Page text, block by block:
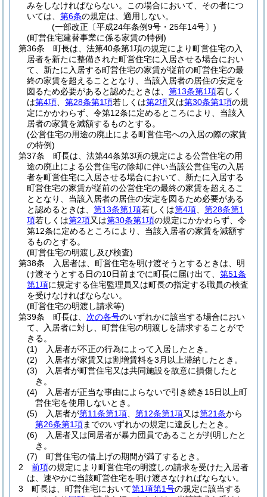
みをしなければならない。
この場合において、その者につ
いては、 第6条の規定は、適用しない。
(一部改正〔平成24年条例9号・25年14号〕)
(町営住宅建替事業に係る家賃の特例)
第36条
町長は、法第40条第1項の規定により町営住宅の入
居者を新たに整備された町営住宅に入居させる場合におい
て、新たに入居する町営住宅の家賃が従前の町営住宅の最
終の家賃を超えることとなり、当該入居者の居住の安定を
図るため必要があると認めたときは、 第13条第1項若しく
は第4項 第28条第1項若しくは第2項又は第30条第1項の規
定にかかわらず、令第12条に定めるところにより、当該入
居者の家賃を減額するものとする。
(公営住宅の用途の廃止による町営住宅への入居の際の家賃
の特例)
第37条
町長は、法第44条第3項の規定による公営住宅の用
途の廃止による公営住宅の除却に伴い当該公営住宅の入居
者を町営住宅に入居させる場合において、新たに入居する
町営住宅の家賃が従前の公営住宅の最終の家賃を超えるこ
ととなり、当該入居者の居住の安定を図るため必要がある
と認めるときは、 第13条第1項若しくは第4項
第28条第1
項若しくは第2項又は第30条第1項の規定にかかわらず、令
第12条に定めるところにより、当該入居者の家賃を減額す
るものとする。
(町営住宅の明渡し及び検査)
第38条
入居者は、町営住宅を明け渡そうとするときは、明
け渡そうとする日の10日前までに町長に届け出て、 第51条
第1項に規定する住宅監理員又は町長の指定する職員の検査
を受けなければならない。
(町営住宅の明渡し請求等)
第39条
町長は、 次の各号のいずれかに該当する場合におい
て、入居者に対し、町営住宅の明渡しを請求することがで
きる。
(1)
入居者が不正の行為によって入居したとき。
(2)
入居者が家賃又は割増賃料を3月以上滞納したとき。
(3)
入居者が町営住宅又は共同施設を故意に損傷したと
き。
(4)
入居者が正当な事由によらないで引き続き15日以上町
営住宅を使用しないとき。
(5)
入居者が第11条第1項 第12条第1項又は第21条から
第26条第1項までのいずれかの規定に違反したとき。
(6)
入居者又は同居者が暴力団員であることが判明したと
き。
(7)
町営住宅の借上げの期間が満了するとき。
2
前項の規定により町営住宅の明渡しの請求を受けた入居者
は、速やかに当該町営住宅を明け渡さなければならない。
3
町長は、町営住宅において第1項第1号の規定に該当する